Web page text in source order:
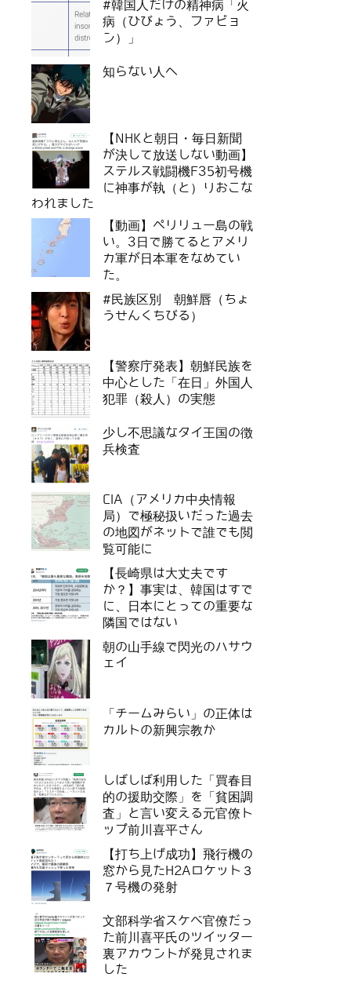
#韓国人だけの精神病「火
病（ひびょう、ファビョ
ン）」
知らない人へ
【NHKと朝日・毎日新聞
が決して放送しない動画】
ステルス戦闘機F35初号機
に神事が執（と）りおこな
われました
【動画】ペリリュー島の戦
い。3日で勝てるとアメリ
カ軍が日本軍をなめてい
た。
#民族区別 朝鮮唇（ちょ
うせんくちびる）
【警察庁発表】朝鮮民族を
中心とした「在日」外国人
犯罪（殺人）の実態
少し不思議なタイ王国の徴
兵検査
CIA（アメリカ中央情報
局）で極秘扱いだった過去
の地図がネットで誰でも閲
覧可能に
【長崎県は大丈夫です
か？】事実は、韓国はすで
に、日本にとっての重要な
隣国ではない
朝の山手線で閃光のハサウ
ェイ
「チームみらい」の正体は
カルトの新興宗教か
しばしば利用した「買春目
的の援助交際」を「貧困調
査」と言い変える元官僚ト
ップ前川喜平さん
【打ち上げ成功】飛行機の
窓から見たH2Aロケット３
７号機の発射
文部科学省スケベ官僚だっ
た前川喜平氏のツイッター
裏アカウントが発見されま
した